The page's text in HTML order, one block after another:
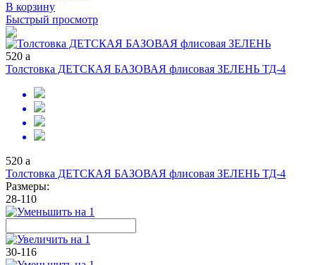
В корзину
Быстрый просмотр
520 a
Толстовка ДЕТСКАЯ БАЗОВАЯ флисовая ЗЕЛЕНЬ ТД-4
520 a
Толстовка ДЕТСКАЯ БАЗОВАЯ флисовая ЗЕЛЕНЬ ТД-4
Размеры:
28-110
30-116